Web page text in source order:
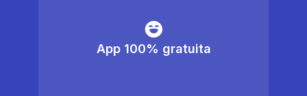
App 100% gratuita